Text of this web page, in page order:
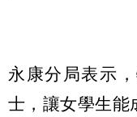
永康分局表示
士，讓女學生能